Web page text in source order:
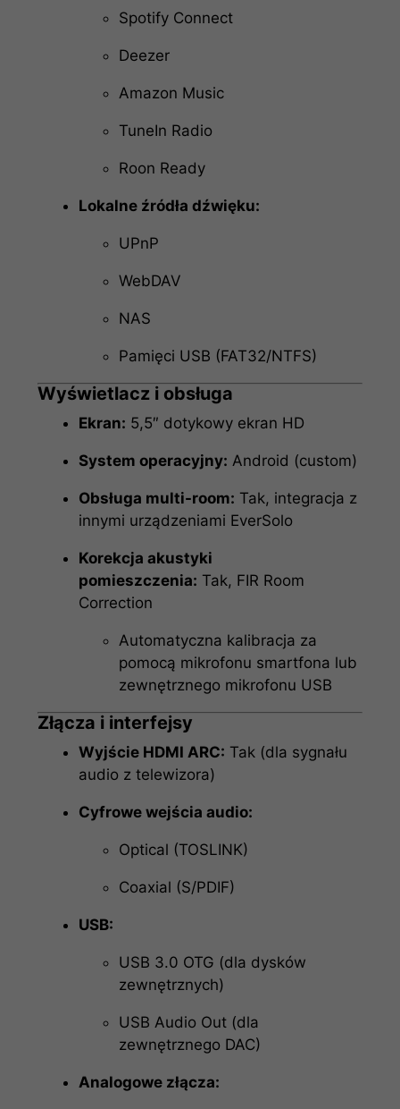
Spotify Connect
Deezer
Amazon Music
TuneIn Radio
Roon Ready
Lokalne źródła dźwięku:
UPnP
WebDAV
NAS
Pamięci USB (FAT32/NTFS)
Wyświetlacz i obsługa
Ekran: 5,5″ dotykowy ekran HD
System operacyjny: Android (custom)
Obsługa multi-room: Tak, integracja z
innymi urządzeniami EverSolo
Korekcja akustyki
pomieszczenia: Tak, FIR Room
Correction
Automatyczna kalibracja za
pomocą mikrofonu smartfona lub
zewnętrznego mikrofonu USB
Złącza i interfejsy
Wyjście HDMI ARC: Tak (dla sygnału
audio z telewizora)
Cyfrowe wejścia audio:
Optical (TOSLINK)
Coaxial (S/PDIF)
USB:
USB 3.0 OTG (dla dysków
zewnętrznych)
USB Audio Out (dla
zewnętrznego DAC)
Analogowe złącza: